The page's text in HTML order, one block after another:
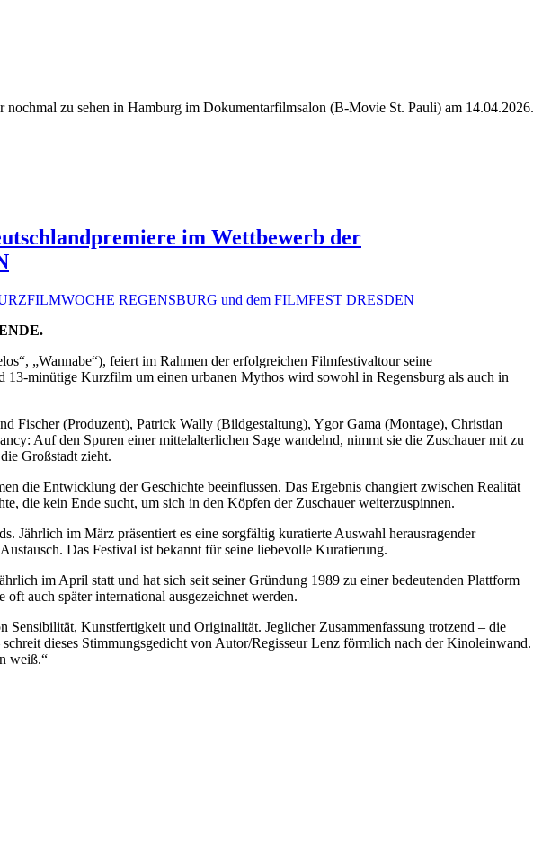
zu sehen in Hamburg im Dokumentarfilmsalon (B-Movie St. Pauli) am 14.04.2026.
im Wettbewerb der
„Wannabe“), feiert im Rahmen der erfolgreichen Filmfestivaltour seine
minütige Kurzfilm um einen urbanen Mythos wird sowohl in Regensburg als auch in
Fischer (Produzent), Patrick Wally (Bildgestaltung), Ygor Gama (Montage), Christian
Auf den Spuren einer mittelalterlichen Sage wandelnd, nimmt sie die Zuschauer mit zu
Großstadt zieht.
die Entwicklung der Geschichte beeinflussen. Das Ergebnis changiert zwischen Realität
die kein Ende sucht, um sich in den Köpfen der Zuschauer weiterzuspinnen.
im März präsentiert es eine sorgfältig kuratierte Auswahl herausragender
Das Festival ist bekannt für seine liebevolle Kuratierung.
im April statt und hat sich seit seiner Gründung 1989 zu einer bedeutenden Plattform
auch später international ausgezeichnet werden.
Kunstfertigkeit und Originalität. Jeglicher Zusammenfassung trotzend – die
dieses Stimmungsgedicht von Autor/Regisseur Lenz förmlich nach der Kinoleinwand.
weiß.“